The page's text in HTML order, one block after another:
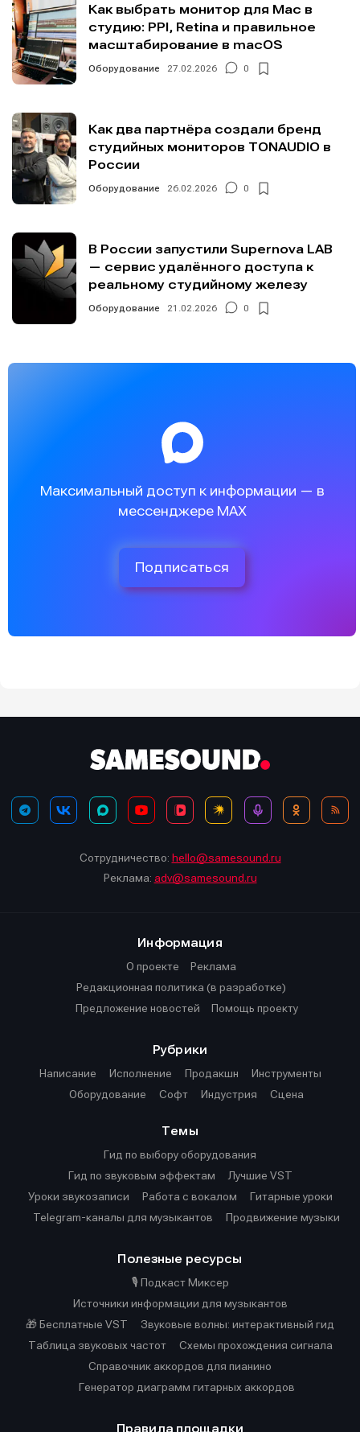
Как выбрать монитор для Mac в
студию: PPI, Retina и правильное
масштабирование в macOS
Оборудование 27.02.2026 0
Как два партнёра создали бренд
студийных мониторов TONAUDIO в
России
Оборудование 26.02.2026 0
В России запустили Supernova LAB
— сервис удалённого доступа к
реальному студийному железу
Оборудование 21.02.2026 0
Максимальный доступ к информации — в
мессенджере MAX
Подписаться
Сотрудничество: hello@samesound.ru
Реклама: adv@samesound.ru
Информация
О проекте
Реклама
Редакционная политика (в разработке)
Предложение новостей
Помощь проекту
Рубрики
Написание
Исполнение Продакшн
Инструменты
Оборудование
Софт Индустрия Сцена
Темы
Гид по выбору оборудования
Гид по звуковым эффектам
Лучшие VST
Уроки звукозаписи
Работа с вокалом
Гитарные уроки
Telegram-каналы для музыкантов
Продвижение музыки
Полезные ресурсы
🎙️ Подкаст Миксер
Источники информации для музыкантов
🎁 Бесплатные VST
Звуковые волны: интерактивный гид
Таблица звуковых частот
Cхемы прохождения сигнала
Справочник аккордов для пианино
Генератор диаграмм гитарных аккордов
Правила площадки